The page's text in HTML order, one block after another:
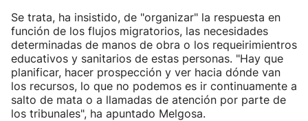
Se trata, ha insistido, de "organizar" la respuesta en
función de los flujos migratorios, las necesidades
determinadas de manos de obra o los requeirimientros
educativos y sanitarios de estas personas. "Hay que
planificar, hacer prospección y ver hacia dónde van
los recursos, lo que no podemos es ir continuamente a
salto de mata o a llamadas de atención por parte de
los tribunales", ha apuntado Melgosa.